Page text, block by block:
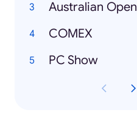
Australian Open
COMEX
PC Show